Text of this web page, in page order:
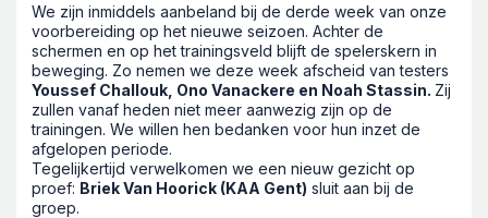
We zijn inmiddels aanbeland bij de derde week van onze
voorbereiding op het nieuwe seizoen. Achter de
schermen en op het trainingsveld blijft de spelerskern in
beweging. Zo nemen we deze week afscheid van testers
Youssef Challouk, Ono Vanackere en Noah Stassin. Zij
zullen vanaf heden niet meer aanwezig zijn op de
trainingen. We willen hen bedanken voor hun inzet de
afgelopen periode.
Tegelijkertijd verwelkomen we een nieuw gezicht op
proef: Briek Van Hoorick (KAA Gent) sluit aan bij de
groep.